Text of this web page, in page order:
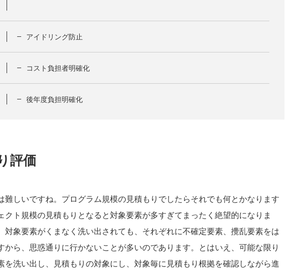
アイドリング防止
コスト負担者明確化
後年度負担明確化
評価
難しいですね。プログラム規模の見積もりでしたらそれでも何とかなります
クト規模の見積もりとなると対象要素が多すぎてまったく絶望的になりま
対象要素がくまなく洗い出されても、それぞれに不確定要素、攪乱要素をは
から、思惑通りに行かないことが多いのであります。とはいえ、可能な限り
を洗い出し、見積もりの対象にし、対象毎に見積もり根拠を確認しながら進